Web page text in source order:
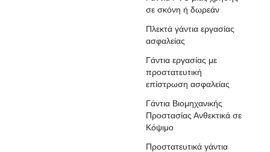
σε σκόνη ή δωρεάν
Πλεκτά γάντια εργασίας
ασφαλείας
Γάντια εργασίας με
προστατευτική
επίστρωση ασφαλείας
Γάντια Βιομηχανικής
Προστασίας Ανθεκτικά σε
Κόψιμο
Προστατευτικά γάντια